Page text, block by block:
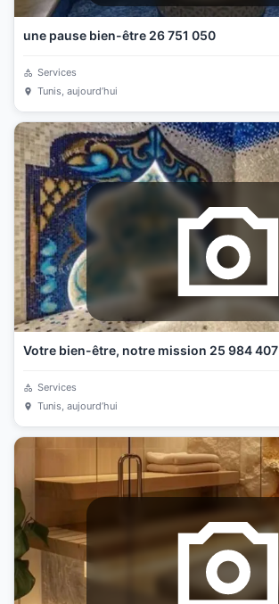
une pause bien-être 26 751 050
Services
Tunis, aujourd’hui
Votre bien-être, notre mission 25 984 407
Services
Tunis, aujourd’hui